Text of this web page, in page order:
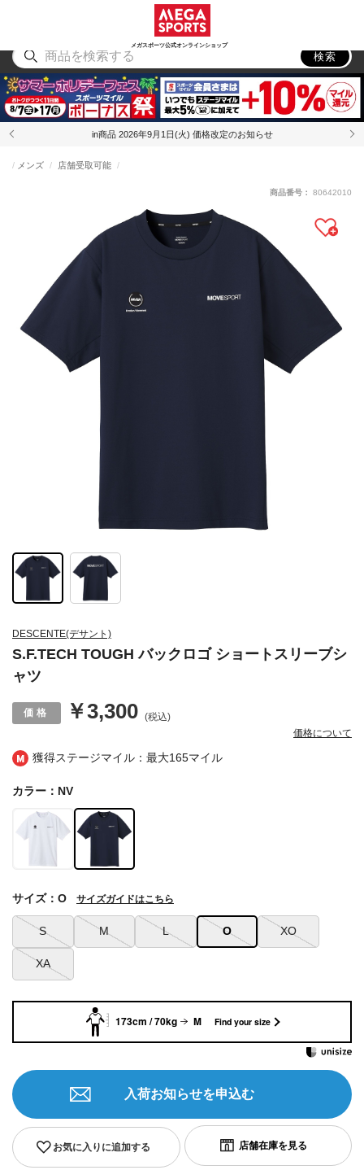
メガスポーツ公式オンラインショップ
アウトドア
検索
in商品 2026年9月1日(火) 価格改定のお知らせ
獲得ステージマイル：最大165マイル
DESCENTE(デサント)
S.F.TECH TOUGH バックロゴ ショートスリーブシ
ャツ
メンズ 店舗受取可能
￥3,300 (税込)
価格について
商品番号： 80642010
カラー：NV
S M L O XO
XA
サイズ：O サイズガイドはこちら
お気に入りに追加する
入荷お知らせを申込む
173cm / 70kg M Find your size